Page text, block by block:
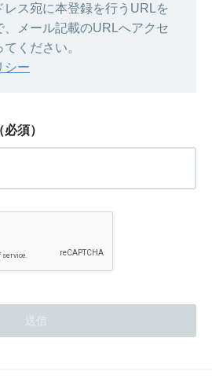
レス宛に本登録を行うURLを
、メール記載のURLへアクセ
ください。
シー
必須）